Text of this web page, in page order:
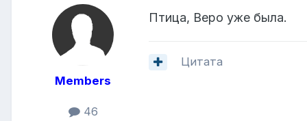
Members
46
Птица, Веро уже была.
Цитата